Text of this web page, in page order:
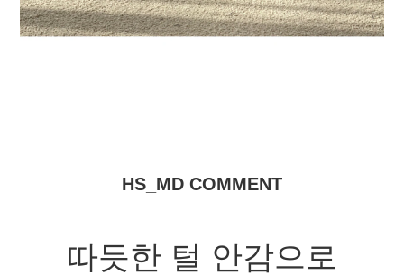
HS_MD COMMENT
따듯한 털 안감으로